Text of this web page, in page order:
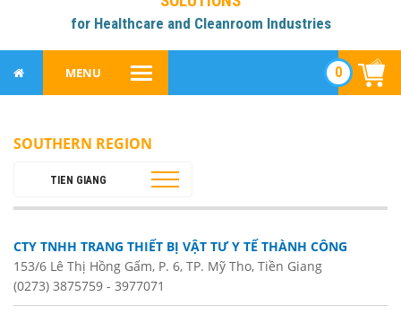
for Healthcare and Cleanroom Industries
MENU 0
SOUTHERN REGION
TIEN GIANG
CTY TNHH TRANG THIẾT BỊ VẬT TƯ Y TẾ THÀNH CÔNG
153/6 Lê Thị Hồng Gấm, P. 6, TP. Mỹ Tho, Tiền Giang
(0273) 3875759 - 3977071